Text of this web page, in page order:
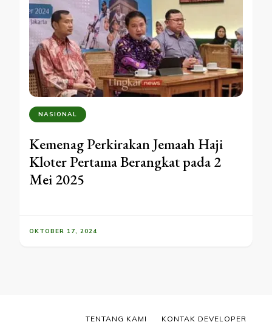
NASIONAL
Kemenag Perkirakan Jemaah Haji
Kloter Pertama Berangkat pada 2
Mei 2025
OKTOBER 17, 2024
TENTANG KAMI KONTAK DEVELOPER